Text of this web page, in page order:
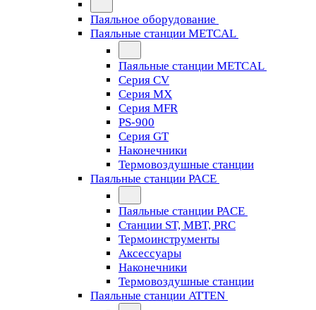
Паяльное оборудование
Паяльные станции METCAL
Паяльные станции METCAL
Серия CV
Серия MX
Серия MFR
PS-900
Серия GT
Наконечники
Термовоздушные станции
Паяльные станции PACE
Паяльные станции PACE
Станции ST, MBT, PRC
Термоинструменты
Аксессуары
Наконечники
Термовоздушные станции
Паяльные станции ATTEN